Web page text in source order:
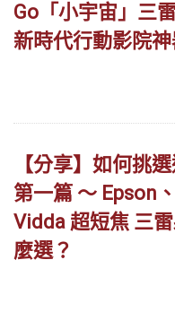
Go「小宇宙」三
新時代行動影院神
【分享】如何挑
第一篇 ～ Epson
Vidda 超短焦 三
麼選？